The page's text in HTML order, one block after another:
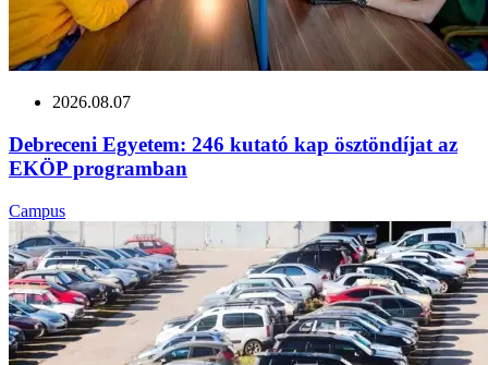
2026.08.07
Debreceni Egyetem: 246 kutató kap ösztöndíjat az
EKÖP programban
Campus